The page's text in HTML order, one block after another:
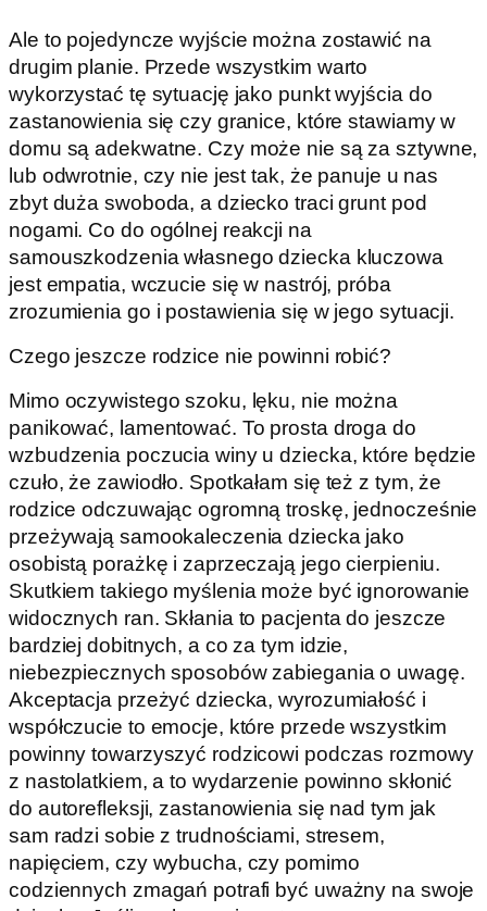
Ale to pojedyncze wyjście można zostawić na
drugim planie. Przede wszystkim warto
wykorzystać tę sytuację jako punkt wyjścia do
zastanowienia się czy granice, które stawiamy w
domu są adekwatne. Czy może nie są za sztywne,
lub odwrotnie, czy nie jest tak, że panuje u nas
zbyt duża swoboda, a dziecko traci grunt pod
nogami. Co do ogólnej reakcji na
samouszkodzenia własnego dziecka kluczowa
jest empatia, wczucie się w nastrój, próba
zrozumienia go i postawienia się w jego sytuacji.
Czego jeszcze rodzice nie powinni robić?
Mimo oczywistego szoku, lęku, nie można
panikować, lamentować. To prosta droga do
wzbudzenia poczucia winy u dziecka, które będzie
czuło, że zawiodło. Spotkałam się też z tym, że
rodzice odczuwając ogromną troskę, jednocześnie
przeżywają samookaleczenia dziecka jako
osobistą porażkę i zaprzeczają jego cierpieniu.
Skutkiem takiego myślenia może być ignorowanie
widocznych ran. Skłania to pacjenta do jeszcze
bardziej dobitnych, a co za tym idzie,
niebezpiecznych sposobów zabiegania o uwagę.
Akceptacja przeżyć dziecka, wyrozumiałość i
współczucie to emocje, które przede wszystkim
powinny towarzyszyć rodzicowi podczas rozmowy
z nastolatkiem, a to wydarzenie powinno skłonić
do autorefleksji, zastanowienia się nad tym jak
sam radzi sobie z trudnościami, stresem,
napięciem, czy wybucha, czy pomimo
codziennych zmagań potrafi być uważny na swoje